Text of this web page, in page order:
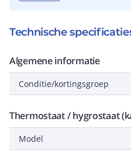
Technische
Algemene informatie
Conditie/kortingsgroep
Thermostaat / hygrostaat
Model